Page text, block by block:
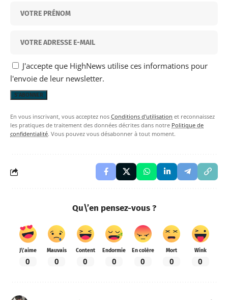
J'accepte que HighNews utilise ces informations pour
l'envoie de leur newsletter.
En vous inscrivant, vous acceptez nos Conditions d'utilisation et reconnaissez
les pratiques de traitement des données décrites dans notre Politique de
confidentialité. Vous pouvez vous désabonner à tout moment.
Qu\’en pensez-vous ?
J\'aime
0
Mauvais
0
Content
0
Endormie
0
En colère
0
Mort
0
Wink
0